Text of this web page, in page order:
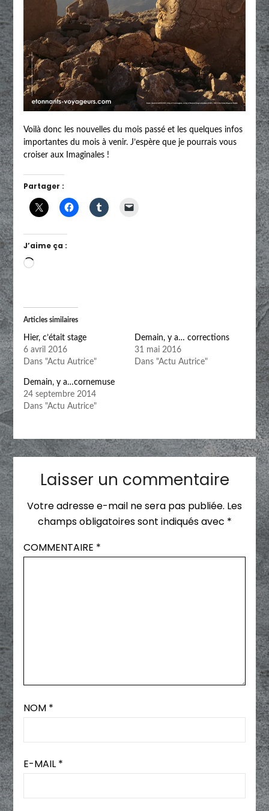
Voilà donc les nouvelles du mois passé et les quelques infos
importantes du mois à venir. J’espère que je pourrais vous
croiser aux Imaginales !
Partager :
J’aime ça :
Chargement…
Articles similaires
Hier, c’était stage
6 avril 2016
Dans "Actu Autrice"
Demain, y a… corrections
31 mai 2016
Dans "Actu Autrice"
Demain, y a…cornemuse
24 septembre 2014
Dans "Actu Autrice"
Laisser un commentaire
Votre adresse e-mail ne sera pas publiée. Les
champs obligatoires sont indiqués avec *
COMMENTAIRE *
NOM *
E-MAIL *